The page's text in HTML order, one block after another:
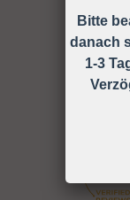
Bitte
danach
1-3